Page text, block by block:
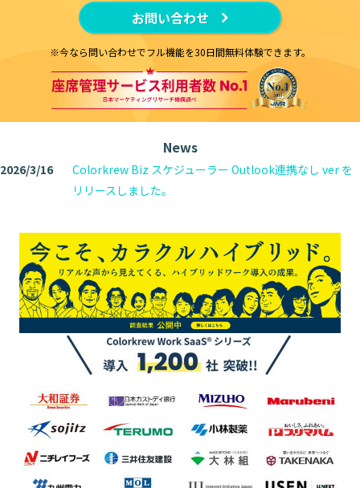
お問い合わせ
※今なら問い合わせでフル機能を30日間無料体験できます。
News
2026/3/16
Colorkrew Biz スケジューラー Outlook連携なし ver を
リリースしました。